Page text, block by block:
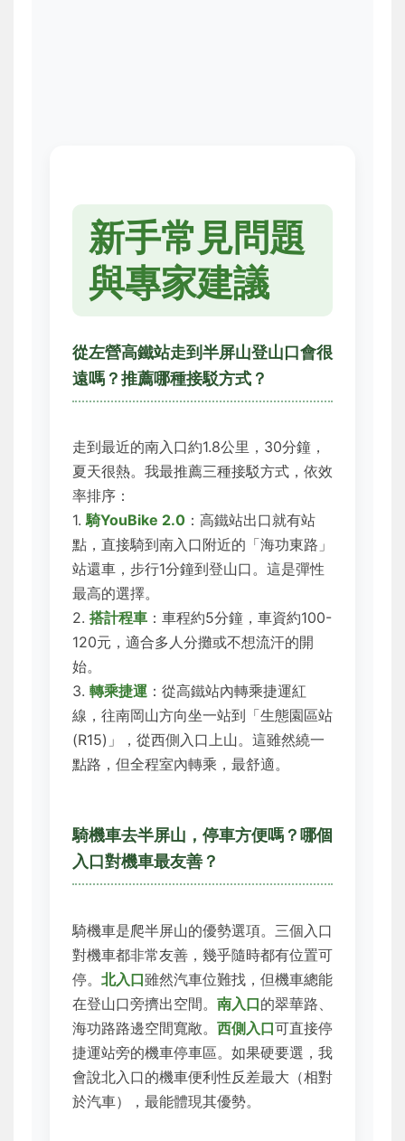
新手常見問題
與專家建議
從左營高鐵站走到半屏山登山口會很
遠嗎？推薦哪種接駁方式？
走到最近的南入口約1.8公里，30分鐘，
夏天很熱。我最推薦三種接駁方式，依效
率排序：
1.騎YouBike 2.0 ：高鐵站出口就有站
點，直接騎到南入口附近的「海功東路」
站還車，步行1分鐘到登山口。這是彈性
最高的選擇。
2. 搭計程車 ：車程約5分鐘，車資約100-
120元，適合多人分攤或不想流汗的開
始。
3. 轉乘捷運 ：從高鐵站內轉乘捷運紅
線，往南岡山方向坐一站到「生態園區站
(R15)」，從西側入口上山。這雖然繞一
點路，但全程室內轉乘，最舒適。
騎機車去半屏山，停車方便嗎？哪個
入口對機車最友善？
騎機車是爬半屏山的優勢選項。三個入口
對機車都非常友善，幾乎隨時都有位置可
停。 北入口雖然汽車位難找，但機車總能
在登山口旁擠出空間。 南入口的翠華路、
海功路路邊空間寬敞。 西側入口可直接停
捷運站旁的機車停車區。如果硬要選，我
會說北入口的機車便利性反差最大（相對
於汽車），最能體現其優勢。